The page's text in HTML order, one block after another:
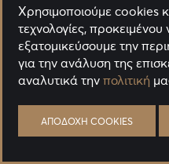
SafePacK - ΑΠΟΛΥΜΑΝΣΗ
Πολιτική Απορρήτου
Η Εταιρεία
Blog
Χρησιμοποιούμε cookies
τεχνολογίες,
εξατομικεύσουμε την
για την ανάλυση της
αναλυτικά την πολιτική
ΑΠΟΔΟΧΉ COOKIES